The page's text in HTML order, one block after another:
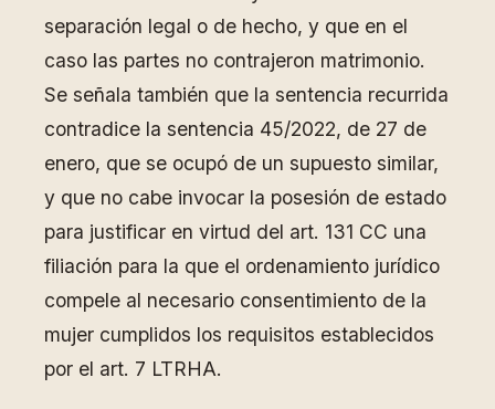
separación legal o de hecho, y que en el
caso las partes no contrajeron matrimonio.
Se señala también que la sentencia recurrida
contradice la sentencia 45/2022, de 27 de
enero, que se ocupó de un supuesto similar,
y que no cabe invocar la posesión de estado
para justificar en virtud del art. 131 CC una
filiación para la que el ordenamiento jurídico
compele al necesario consentimiento de la
mujer cumplidos los requisitos establecidos
por el art. 7 LTRHA.